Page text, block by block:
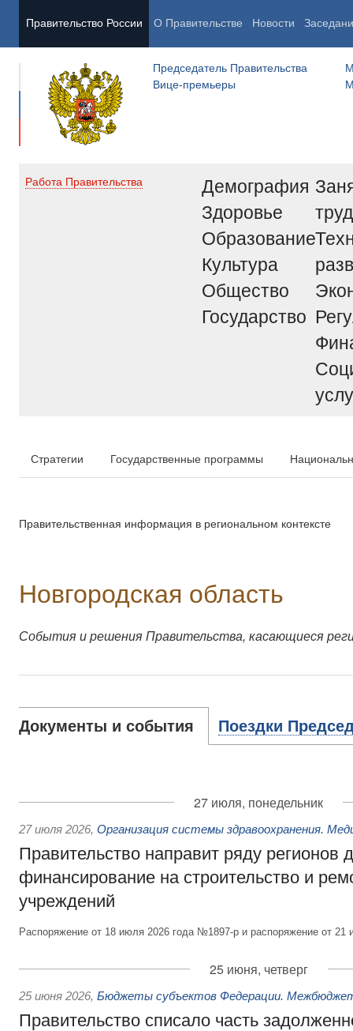
Правительство России О Правительстве Новости
Председатель Правительства
Вице-премьеры
Работа Правительства
Демография
Здоровье
Образование
Культура
Общество
Государство
труд
Стратегии Государственные программы
Правительственная информация в региональном контексте
Новгородская область
События и решения Правительства, касающиеся
Документы и события Поездки
27 июля, понедельник
27 июля 2026, Организация системы здравоохранения.
Правительство направит ряду регионов
финансирование на строительство и
учреждений
Распоряжение от 18 июля 2026 года №1897-р и распоряжение от
25 июня, четверг
25 июня 2026, Бюджеты субъектов Федерации.
Правительство списало часть